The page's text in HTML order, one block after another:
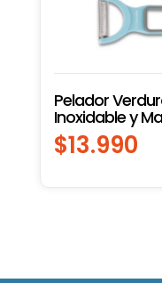
Pelador
Inoxidable y
$13.990